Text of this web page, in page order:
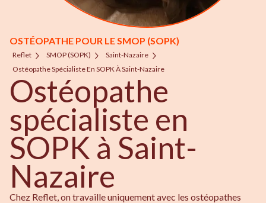
OSTÉOPATHE POUR LE SMOP (SOPK)
Reflet SMOP (SOPK)
Saint-Nazaire
Ostéopathe Spécialiste En SOPK À Saint-Nazaire
Ostéopathe
spécialiste en
SOPK à Saint-
Nazaire
Chez Reflet, on travaille uniquement avec les ostéopathes